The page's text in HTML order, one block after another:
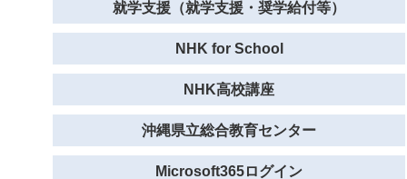
就学支援（就学支援・奨学給付等）
NHK for School
NHK高校講座
沖縄県立総合教育センター
Microsoft365ログイン